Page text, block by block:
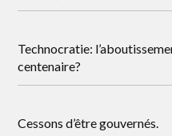
Technocratie:
centenaire?
Cessons d’être gouvernés.